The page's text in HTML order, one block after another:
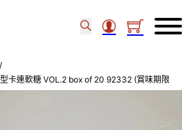
/
卡連軟糖 VOL.2 box of 20 92332 (賞味期限